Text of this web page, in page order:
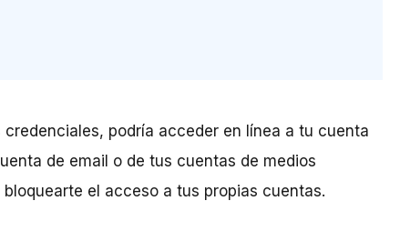
podría acceder en línea a tu cuenta
de email o de tus cuentas de medios
el acceso a tus propias cuentas.